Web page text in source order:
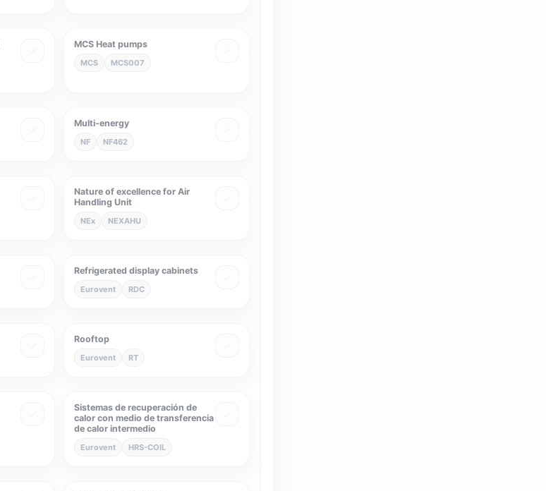
MCS Heat pumps
MCS MCS007
Multi-energy
NF NF462
Nature of excellence for Air
Handling Unit
NEx NEXAHU
Refrigerated display cabinets
Eurovent RDC
Rooftop
Eurovent RT
Sistemas de recuperación de
calor con medio de transferencia
de calor intermedio
Eurovent HRS-COIL